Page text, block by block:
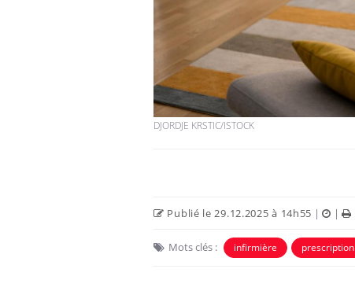
DJORDJE KRSTIC/ISTOCK
Publié le 29.12.2025 à 14h55 | |
Mots clés : infirmière prescription